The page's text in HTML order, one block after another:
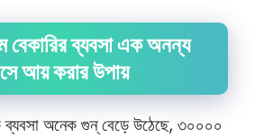
বেকারির ব্যবসা এক অনন্য
আয় করার উপায়
ব্যবসা অনেক গুন্ বেড়ে উঠেছে, ৩০০০০